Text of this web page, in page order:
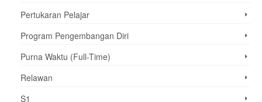
Pertukaran Pelajar
Program Pengembangan Diri
Purna Waktu (Full-Time)
Relawan
S1